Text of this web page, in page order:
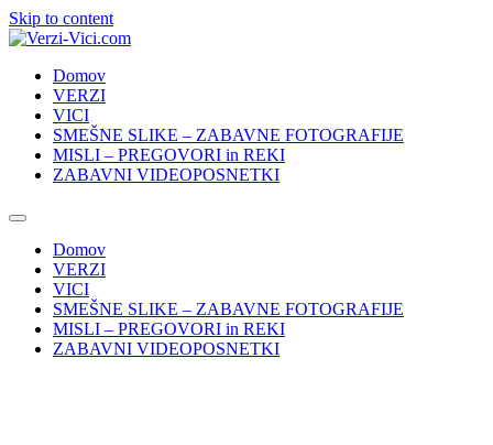
Skip to content
Domov
VERZI
VICI
SMEŠNE SLIKE – ZABAVNE FOTOGRAFIJE
MISLI – PREGOVORI in REKI
ZABAVNI VIDEOPOSNETKI
Domov
VERZI
VICI
SMEŠNE SLIKE – ZABAVNE FOTOGRAFIJE
MISLI – PREGOVORI in REKI
ZABAVNI VIDEOPOSNETKI